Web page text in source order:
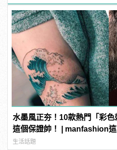
水墨風正夯！10款熱門「彩色
這個保證帥！ | manfashion
生活話題